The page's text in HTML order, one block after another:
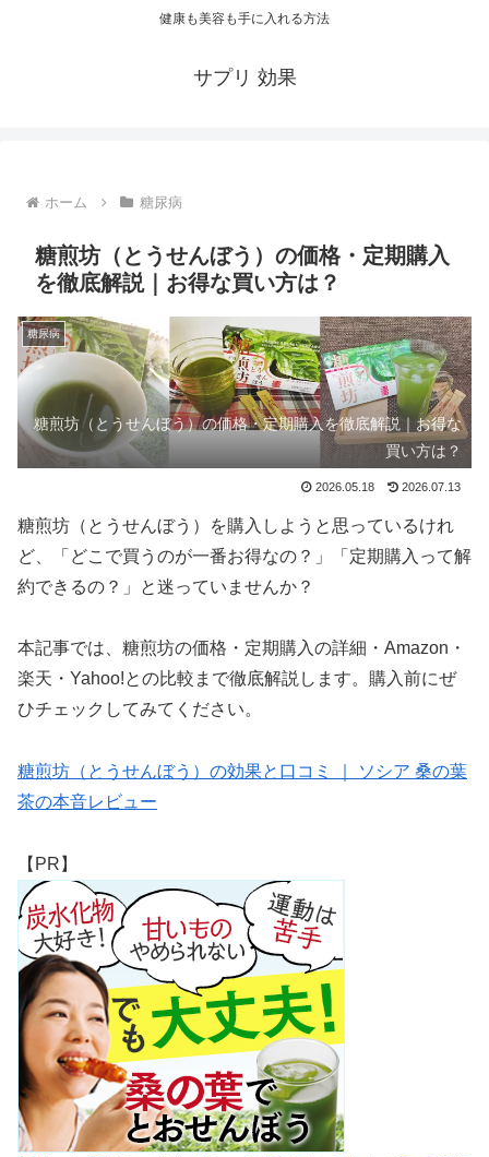
健康も美容も手に入れる方法
サプリ 効果
ホーム 糖尿病
糖煎坊（とうせんぼう）の価格・定期購入
を徹底解説｜お得な買い方は？
糖尿病
糖煎坊（とうせんぼう）の価格・定期購入を徹底解説｜お得な
買い方は？
2026.05.18 2026.07.13
糖煎坊（とうせんぼう）を購入しようと思っているけれ
ど、「どこで買うのが一番お得なの？」「定期購入って解
約できるの？」と迷っていませんか？
本記事では、糖煎坊の価格・定期購入の詳細・Amazon・
楽天・Yahoo!との比較まで徹底解説します。購入前にぜ
ひチェックしてみてください。
糖煎坊（とうせんぼう）の効果と口コミ ｜ ソシア 桑の葉
茶の本音レビュー
【PR】